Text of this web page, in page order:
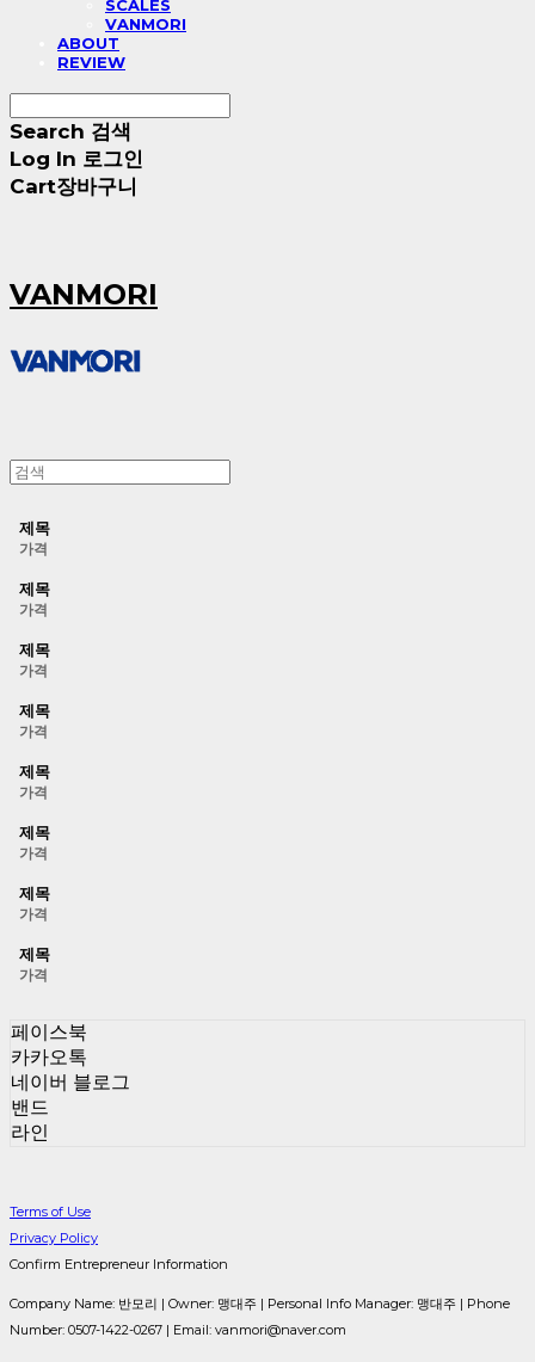
SCALES
VANMORI
ABOUT
REVIEW
Search 검색
Log In 로그인
Cart장바구니
VANMORI
제목
가격
제목
가격
제목
가격
제목
가격
제목
가격
제목
가격
제목
가격
제목
가격
페이스북
카카오톡
네이버 블로그
밴드
라인
Terms of Use
Privacy Policy
Confirm Entrepreneur Information
Company Name: 반모리 | Owner: 맹대주 | Personal Info Manager: 맹대주 | Phone
Number: 0507-1422-0267 | Email: vanmori@naver.com